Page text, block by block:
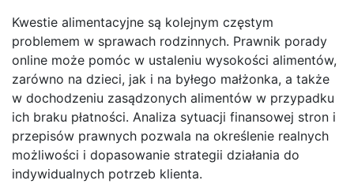
Kwestie alimentacyjne są kolejnym częstym
problemem w sprawach rodzinnych. Prawnik porady
online może pomóc w ustaleniu wysokości alimentów,
zarówno na dzieci, jak i na byłego małżonka, a także
w dochodzeniu zasądzonych alimentów w przypadku
ich braku płatności. Analiza sytuacji finansowej stron i
przepisów prawnych pozwala na określenie realnych
możliwości i dopasowanie strategii działania do
indywidualnych potrzeb klienta.